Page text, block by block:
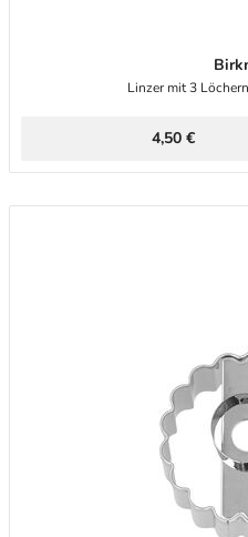
Linzer mit 3
4,50 €